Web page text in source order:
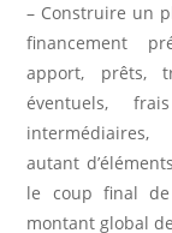
– Construire un
financement
apport, prêts,
éventuels,
autant
le coup final
montant global